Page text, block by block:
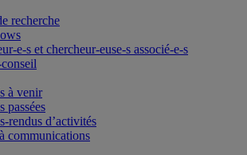
recherche
e-s et chercheur-euse-s associé-e-s
à venir
passées
rendus d’activités
communications